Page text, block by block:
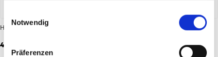
Notwendig
Präferenzen
Hoodie Essentials Anthrazit Kinder
44,95 €
Hoodie Essentials Rot Kinder